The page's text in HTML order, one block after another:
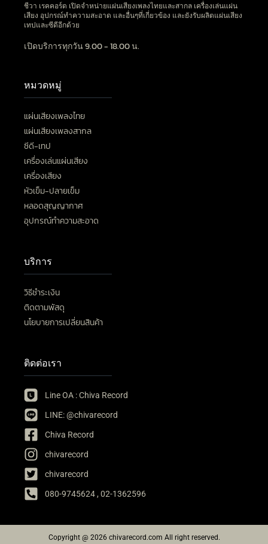
ชีวา เรคคอร์ด เปิดจำหน่ายแผ่นเสียงเพลงไทยและสากล เครื่องเล่นแผ่น
เสียง อุปกรณ์ทำความสะอาด และอื่นๆที่เกี่ยวข้อง และยังรับผลิตแผ่นเสียง
เทปและซีดีอีกด้วย
เปิดบริการทุกวัน 9.00 - 18.00 น.
หมวดหมู่
แผ่นเสียงเพลงไทย
แผ่นเสียงเพลงสากล
ซีดี-เทป
เครื่องเล่นแผ่นเสียง
เครื่องเสียง
หัวเข็ม-ปลายเข็ม
หลอดสุญญากาศ
อุปกรณ์ทำความสะอาด
บริการ
วิธีชำระเงิน
ติดตามพัสดุ
นโยบายการเปลี่ยนสินค้า
ติดต่อเรา
Line OA : Chiva Record
LINE: @chivarecord
Chiva Record
chivarecord
chivarecord
080-9745624 , 02-1362596
Copyright @ 2026 chivarecord.com All right reserved.